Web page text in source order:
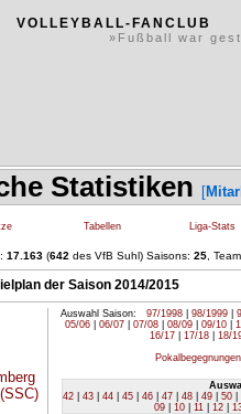
VOLLEYBALL-FANCLUB
»Fußball war
Statistiken [
Tabellen Liga-Stats
17.163 (642 des VfB Suhl) Saisons: 25 ,
der Saison 2014/2015
Auswahl Saison: 97/1998 98/1999
05/06| 06/07| 07/08| 08/09| 09/10|
16/17
17/18 18/
42
43 44 45 46 47 48 49 50
09| 10| 11| 12|